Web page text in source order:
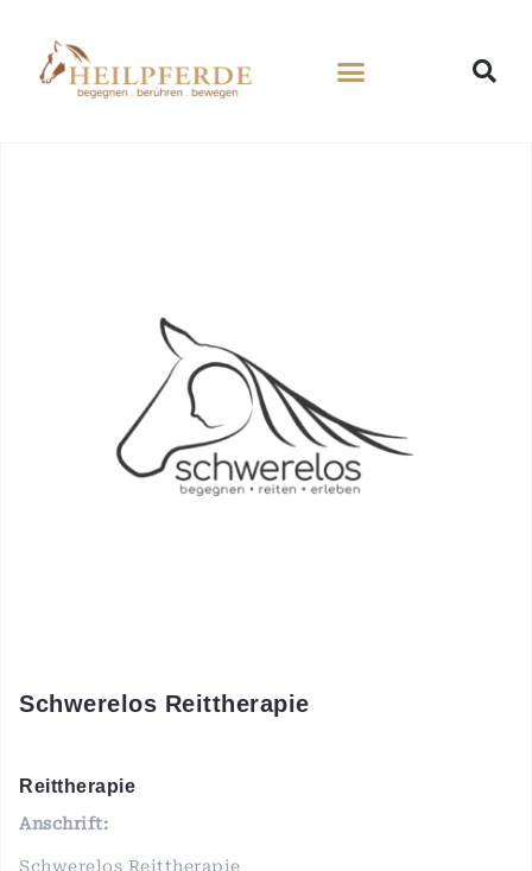
Schwerelos Reittherapie
Reittherapie
Anschrift:
Schwerelos Reittherapie